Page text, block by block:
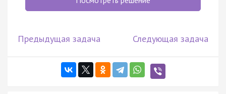
Предыдущая задача Следующая задача